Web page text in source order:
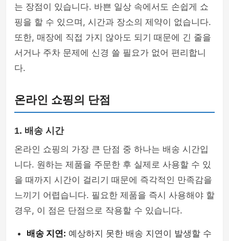
는 장점이 있습니다. 바쁜 일상 속에서도 손쉽게 쇼
핑을 할 수 있으며, 시간과 장소의 제약이 없습니다.
또한, 매장에 직접 가지 않아도 되기 때문에 긴 줄을
서거나 주차 문제에 신경 쓸 필요가 없어 편리합니
다.
온라인 쇼핑의 단점
1. 배송 시간
온라인 쇼핑의 가장 큰 단점 중 하나는 배송 시간입
니다. 원하는 제품을 주문한 후 실제로 사용할 수 있
을 때까지 시간이 걸리기 때문에 즉각적인 만족감을
느끼기 어렵습니다. 필요한 제품을 즉시 사용해야 할
경우, 이 점은 단점으로 작용할 수 있습니다.
배송 지연: 예상하지 못한 배송 지연이 발생할 수